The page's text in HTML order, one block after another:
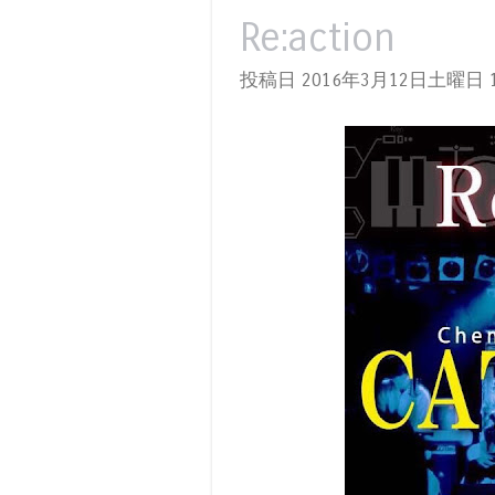
Re:action
投稿日 2016年3月12日土曜日